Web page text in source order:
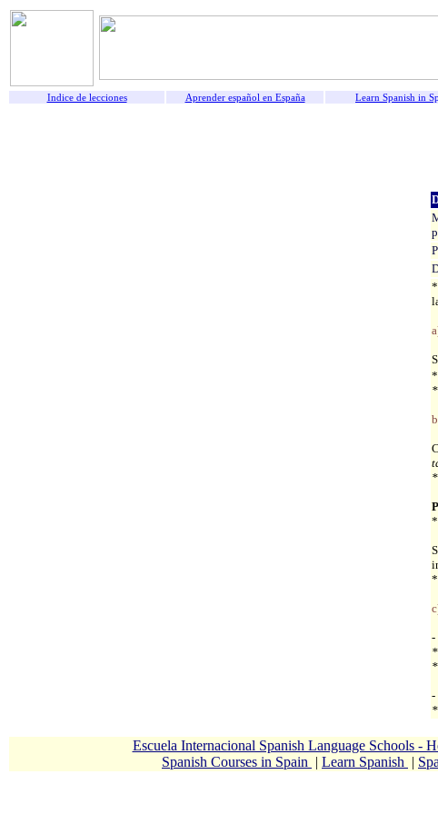
Indice de lecciones Aprender español en España Learn Spanish in
*
*
*
-
-
Escuela Internacional Spanish Language Schools -
Spanish Courses in Spain | Learn Spanish |